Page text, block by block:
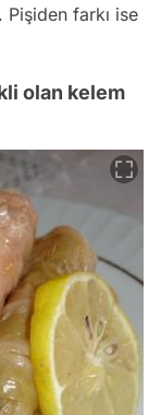
farkı ise
olan kelem